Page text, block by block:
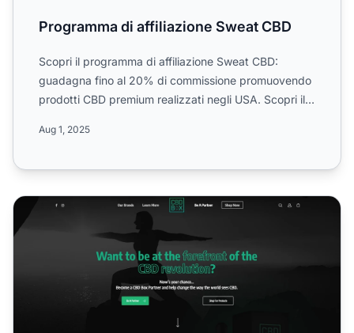
Programma di affiliazione Sweat CBD
Scopri il programma di affiliazione Sweat CBD:
guadagna fino al 20% di commissione promuovendo
prodotti CBD premium realizzati negli USA. Scopri il
Aug 1, 2025
Programma di Affiliazione CBD Box